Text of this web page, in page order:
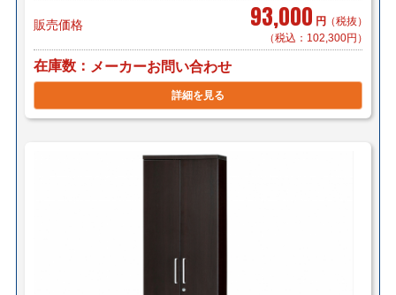
販売価格 93,000 円 （税抜）
（税込：102,300円）
在庫数 メーカーお問い合わせ
詳細を見る